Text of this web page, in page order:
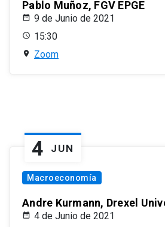
Pablo Muñoz, FGV EPGE
9 de Junio de 2021
15:30
Zoom
4 JUN
Macroeconomía
Andre Kurmann, Drexel
4 de Junio de 2021